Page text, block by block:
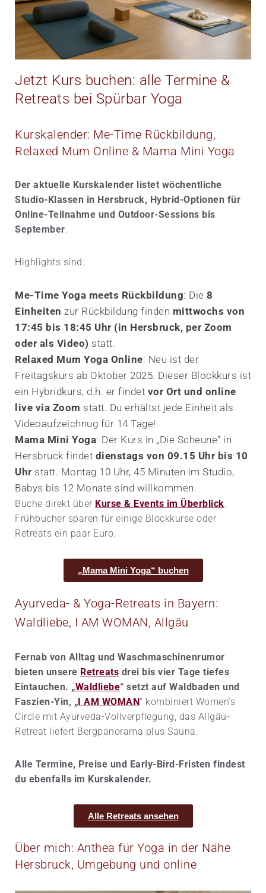
Jetzt Kurs buchen: alle Termine &
Retreats bei Spürbar Yoga
Kurskalender: Me-Time Rückbildung,
Relaxed Mum Online & Mama Mini Yoga
Der aktuelle Kurskalender listet wöchentliche
Studio-Klassen in Hersbruck, Hybrid-Optionen für
Online-Teilnahme und Outdoor-Sessions bis
September.
Highlights sind:
Me-Time Yoga meets Rückbildung: Die 8
Einheiten zur Rückbildung finden mittwochs von
17:45 bis 18:45 Uhr (in Hersbruck, per Zoom
oder als Video) statt.
Relaxed Mum Yoga Online: Neu ist der
Freitagskurs ab Oktober 2025. Dieser Blockkurs ist
ein Hybridkurs, d.h. er findet vor Ort und online
live via Zoom statt. Du erhältst jede Einheit als
Videoaufzeichnug für 14 Tage!
Mama Mini Yoga: Der Kurs in „Die Scheune“ in
Hersbruck findet dienstags von 09.15 Uhr bis 10
Uhr statt. Montag 10 Uhr, 45 Minuten im Studio,
Babys bis 12 Monate sind willkommen.
Buche direkt über Kurse & Events im Überblick.
Frühbucher sparen für einige Blockkurse oder
Retreats ein paar Euro.
„Mama Mini Yoga“ buchen
Ayurveda- & Yoga-Retreats in Bayern:
Waldliebe, I AM WOMAN, Allgäu
Fernab von Alltag und Waschmaschinenrumor
bieten unsere Retreats drei bis vier Tage tiefes
Eintauchen. „Waldliebe“ setzt auf Waldbaden und
Faszien-Yin, „I AM WOMAN“ kombiniert Women’s
Circle mit Ayurveda-Vollverpflegung, das Allgäu-
Retreat liefert Bergpanorama plus Sauna.
Alle Termine, Preise und Early-Bird-Fristen findest
du ebenfalls im Kurskalender.
Alle Retreats ansehen
Über mich: Anthea für Yoga in der Nähe
Hersbruck, Umgebung und online